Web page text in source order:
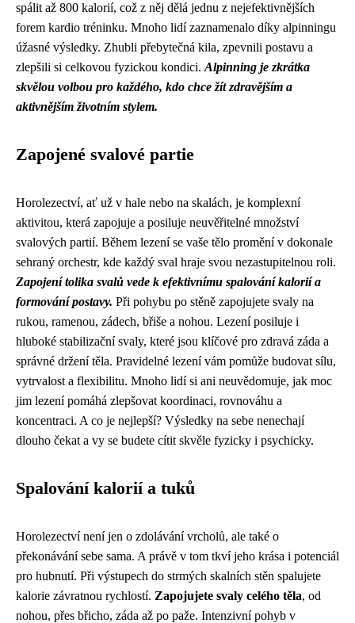
spálit až 800 kalorií, což z něj dělá jednu z nejefektivnějších
forem kardio tréninku. Mnoho lidí zaznamenalo díky alpinningu
úžasné výsledky. Zhubli přebytečná kila, zpevnili postavu a
zlepšili si celkovou fyzickou kondici. Alpinning je zkrátka
skvělou volbou pro každého, kdo chce žít zdravějším a
aktivnějším životním stylem.
Zapojené svalové partie
Horolezectví, ať už v hale nebo na skalách, je komplexní
aktivitou, která zapojuje a posiluje neuvěřitelné množství
svalových partií. Během lezení se vaše tělo promění v dokonale
sehraný orchestr, kde každý sval hraje svou nezastupitelnou roli.
Zapojení tolika svalů vede k efektivnímu spalování kalorií a
formování postavy. Při pohybu po stěně zapojujete svaly na
rukou, ramenou, zádech, břiše a nohou. Lezení posiluje i
hluboké stabilizační svaly, které jsou klíčové pro zdravá záda a
správné držení těla. Pravidelné lezení vám pomůže budovat sílu,
vytrvalost a flexibilitu. Mnoho lidí si ani neuvědomuje, jak moc
jim lezení pomáhá zlepšovat koordinaci, rovnováhu a
koncentraci. A co je nejlepší? Výsledky na sebe nenechají
dlouho čekat a vy se budete cítit skvěle fyzicky i psychicky.
Spalování kalorií a tuků
Horolezectví není jen o zdolávání vrcholů, ale také o
překonávání sebe sama. A právě v tom tkví jeho krása i potenciál
pro hubnutí. Při výstupech do strmých skalních stěn spalujete
kalorie závratnou rychlostí. Zapojujete svaly celého těla, od
nohou, přes břicho, záda až po paže. Intenzivní pohyb v